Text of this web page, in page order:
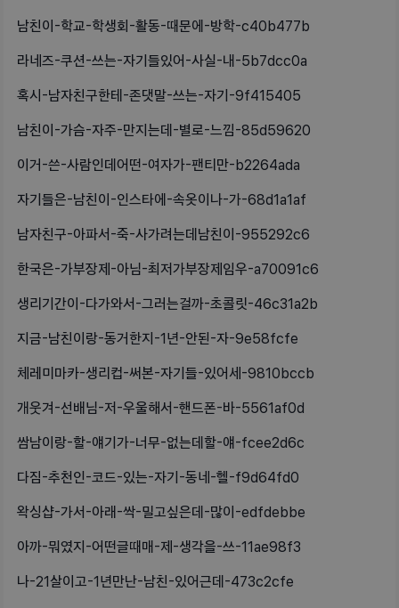
남친이-학교-학생회-활동-때문에-방학-c40b477b
라네즈-쿠션-쓰는-자기들있어-사실-내-5b7dcc0a
혹시-남자친구한테-존댓말-쓰는-자기-9f415405
남친이-가슴-자주-만지는데-별로-느낌-85d59620
이거-쓴-사람인데어떤-여자가-팬티만-b2264ada
자기들은-남친이-인스타에-속옷이나-가-68d1a1af
남자친구-아파서-죽-사가려는데남친이-955292c6
한국은-가부장제-아님-최저가부장제임우-a70091c6
생리기간이-다가와서-그러는걸까-초콜릿-46c31a2b
지금-남친이랑-동거한지-1년-안된-자-9e58fcfe
체레미마카-생리컵-써본-자기들-있어세-9810bccb
개웃겨-선배님-저-우울해서-핸드폰-바-5561af0d
쌈남이랑-할-얘기가-너무-없는데할-얘-fcee2d6c
다짐-추천인-코드-있는-자기-동네-헬-f9d64fd0
왁싱샵-가서-아래-싹-밀고싶은데-많이-edfdebbe
아까-뭐였지-어떤글때매-제-생각을-쓰-11ae98f3
나-21살이고-1년만난-남친-있어근데-473c2cfe